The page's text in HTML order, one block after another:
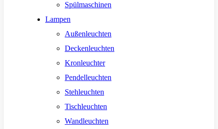
Spülmaschinen
Lampen
Außenleuchten
Deckenleuchten
Kronleuchter
Pendelleuchten
Stehleuchten
Tischleuchten
Wandleuchten